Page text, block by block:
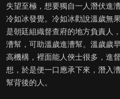
失望至極，想要獨自一人潛伏進
冷如冰發覺。冷如冰勸說溫歲無
是朝廷組織督查府的地方負責人
漕幫，可助溫歲進漕幫。溫歲歲
高機構，裡面能人俠士很多，進
想，於是便一口應承下來，潛入
幫背後的人。